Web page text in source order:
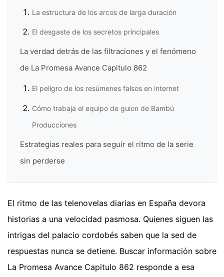
La estructura de los arcos de larga duración
El desgaste de los secretos principales
La verdad detrás de las filtraciones y el fenómeno
de La Promesa Avance Capitulo 862
El peligro de los resúmenes falsos en internet
Cómo trabaja el equipo de guion de Bambú
Producciones
Estrategias reales para seguir el ritmo de la serie
sin perderse
El ritmo de las telenovelas diarias en España devora
historias a una velocidad pasmosa. Quienes siguen las
intrigas del palacio cordobés saben que la sed de
respuestas nunca se detiene. Buscar información sobre
La Promesa Avance Capitulo 862 responde a esa